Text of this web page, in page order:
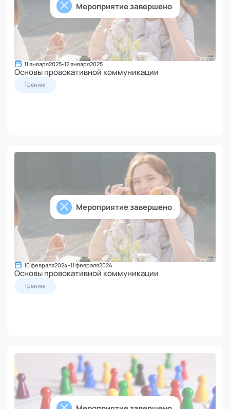
Мероприятие завершено
11 января2025-12 января2025
Основы провокативной коммуникации
Тренинг
Мероприятие завершено
10 февраля2024-11 февраля2024
Основы провокативной коммуникации
Тренинг